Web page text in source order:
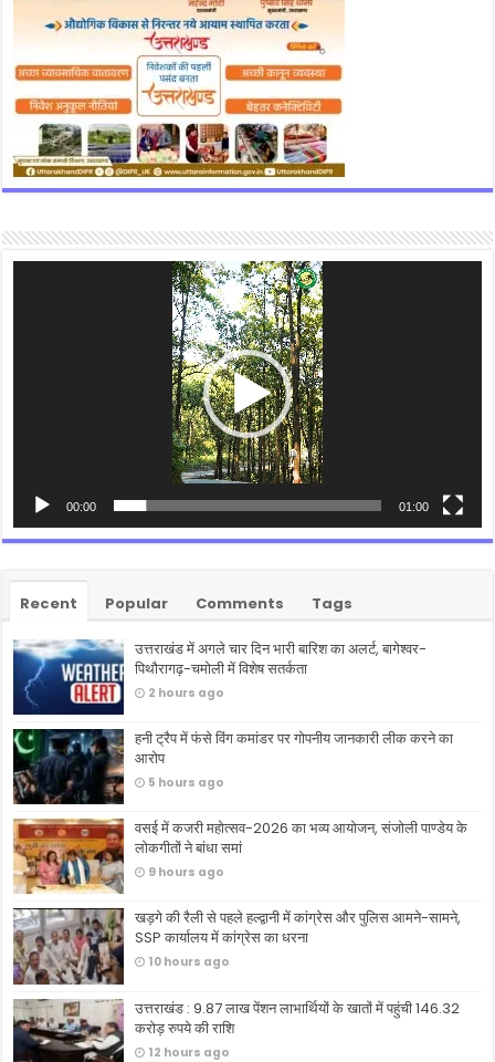
00:00 01:00
Recent Popular Comments Tags
उत्तराखंड में अगले चार दिन भारी बारिश का अलर्ट, बागेश्वर-
पिथौरागढ़-चमोली में विशेष सतर्कता
2 hours ago
हनी ट्रैप में फंसे विंग कमांडर पर गोपनीय जानकारी लीक करने का
आरोप
5 hours ago
वसई में कजरी महोत्सव-2026 का भव्य आयोजन, संजोली पाण्डेय के
लोकगीतों ने बांधा समां
9 hours ago
खड़गे की रैली से पहले हल्द्वानी में कांग्रेस और पुलिस आमने-सामने,
SSP कार्यालय में कांग्रेस का धरना
10 hours ago
उत्तराखंड : 9.87 लाख पेंशन लाभार्थियों के खातों में पहुंची 146.32
करोड़ रुपये की राशि
12 hours ago